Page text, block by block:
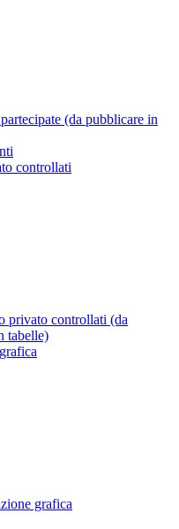
(da pubblicare in
controllati
privato controllati (da
tabelle)
grafica